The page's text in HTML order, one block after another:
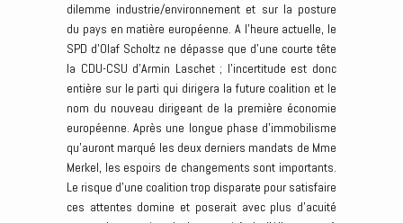
dilemme industrie/environnement et sur la posture
du pays en matière européenne. A l’heure actuelle, le
SPD d’Olaf Scholtz ne dépasse que d’une courte tête
la CDU-CSU d’Armin Laschet ; l’incertitude est donc
entière sur le parti qui dirigera la future coalition et le
nom du nouveau dirigeant de la première économie
européenne. Après une longue phase d’immobilisme
qu’auront marqué les deux derniers mandats de Mme
Merkel, les espoirs de changements sont importants.
Le risque d’une coalition trop disparate pour satisfaire
ces attentes domine et poserait avec plus d’acuité